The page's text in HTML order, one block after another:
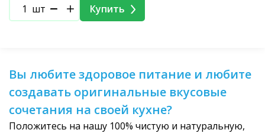
шт
Купить
Вы любите здоровое питание и любите
создавать оригинальные вкусовые
сочетания на своей кухне?
Положитесь на нашу 100% чистую и натуральную,